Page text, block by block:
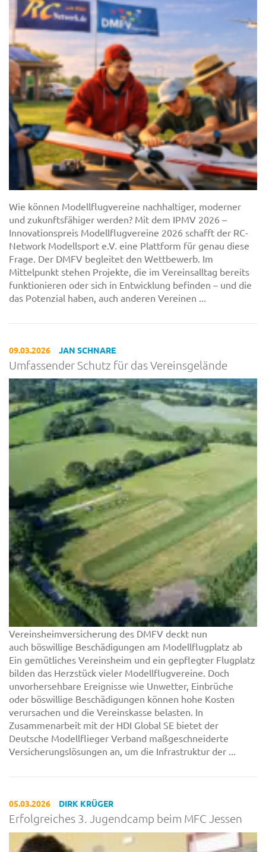
Wie können Modellflugvereine nachhaltiger, moderner
und zukunftsfähiger werden? Mit dem IPMV 2026 –
Innovationspreis Modellflugvereine 2026 schafft der RC-
Network Modellsport e.V. eine Plattform für genau diese
Frage. Der DMFV begleitet den Wettbewerb. Im
Mittelpunkt stehen Projekte, die im Vereinsalltag bereits
funktionieren oder sich in Entwicklung befinden – und die
das Potenzial haben, auch anderen Vereinen ...
09.03.2026 JAN SCHNARE
Umfassender Schutz für das Vereinsgelände
Vereinsheimversicherung des DMFV deckt nun
auch böswillige Beschädigungen am Modellflugplatz ab
Ein gemütliches Vereinsheim und ein gepflegter Flugplatz
bilden das Herzstück vieler Modellflugvereine. Doch
unvorhersehbare Ereignisse wie Unwetter, Einbrüche
oder böswillige Beschädigungen können hohe Kosten
verursachen und die Vereinskasse belasten. In
Zusammenarbeit mit der HDI Global SE bietet der
Deutsche Modellflieger Verband maßgeschneiderte
Versicherungslösungen an, um die Infrastruktur der ...
05.03.2026 DIRK KRÜGER
Erfolgreiches 3. Jugendcamp beim MFC Jessen